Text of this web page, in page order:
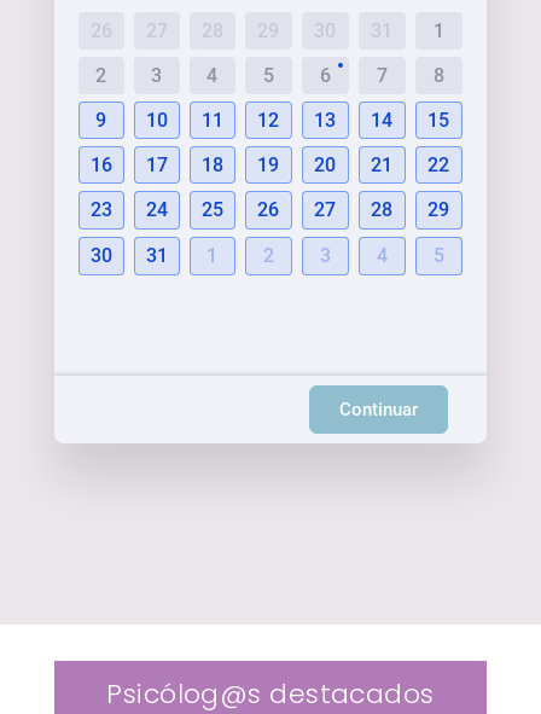
26 27 28 29 30 31
1
2
3 4 5 6 7
8
9
10 11 12 13 14
15
16
17 18 19 20 21
22
23
24 25 26 27 28
29
30
31 1 2 3 4 5
Continuar
Psicólog@s destacados